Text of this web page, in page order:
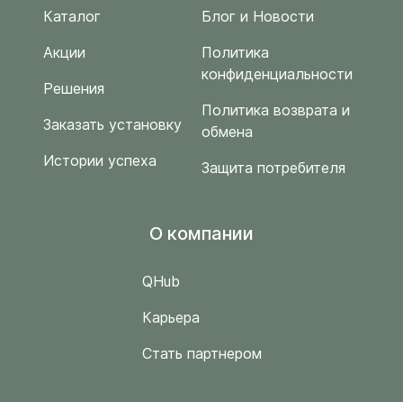
Каталог
Акции
Решения
Заказать установку
Истории успеха
Блог и Новости
Политика
конфиденциальности
Политика возврата и
обмена
Защита потребителя
O компании
QHub
Карьера
Стать партнером